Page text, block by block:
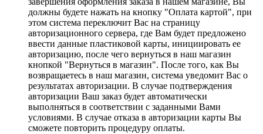
должны будете нажать на кнопку "Оплата картой", при
этом система переключит Вас на страницу
авторизационного сервера, где Вам будет предложено
ввести данные пластиковой карты, инициировать ее
авторизацию, после чего вернуться в наш магазин
кнопкой "Вернуться в магазин". После того, как Вы
возвращаетесь в наш магазин, система уведомит Вас о
результатах авторизации. В случае подтверждения
авторизации Ваш заказ будет автоматически
выполняться в соответствии с заданными Вами
условиями. В случае отказа в авторизации карты Вы
сможете повторить процедуру оплаты.